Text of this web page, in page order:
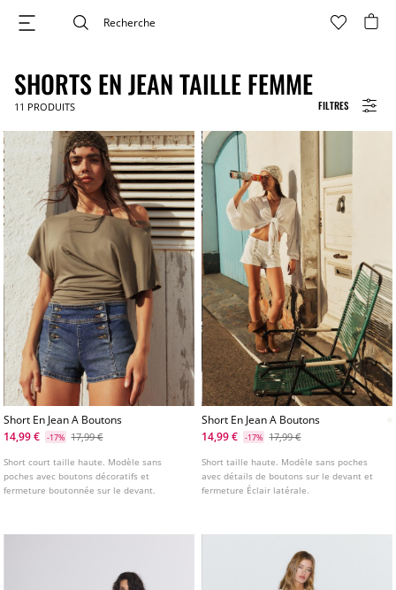
FILTRES
SHORTS EN JEAN TAILLE FEMME
11 PRODUITS
Short En Jean A Boutons
14,99 €
-17% 17,99 €
Short court taille haute. Modèle sans
poches avec boutons décoratifs et
fermeture boutonnée sur le devant.
Short En Jean A Boutons
14,99 €
-17% 17,99 €
Short taille haute. Modèle sans poches
avec détails de boutons sur le devant et
fermeture Éclair latérale.